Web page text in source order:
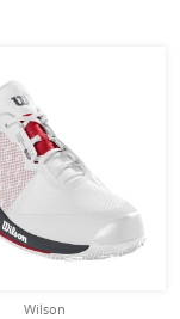
Wilson